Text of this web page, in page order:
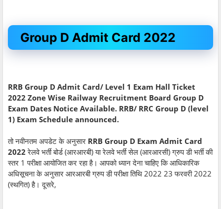
Group D Admit Card 2022
RRB Group D Admit Card/ Level 1 Exam Hall Ticket
2022 Zone Wise Railway Recruitment Board Group D
Exam Dates Notice Available. RRB/ RRC Group D (level
1) Exam Schedule announced.
तो नवीनतम अपडेट के अनुसार RRB Group D Exam Admit Card
2022 रेलवे भर्ती बोर्ड (आरआरबी) या रेलवे भर्ती सेल (आरआरसी) ग्रुप डी भर्ती की
स्तर 1 परीक्षा आयोजित कर रहा है। आपको ध्यान देना चाहिए कि आधिकारिक
अधिसूचना के अनुसार आरआरबी ग्रुप डी परीक्षा तिथि 2022 23 फरवरी 2022
(स्थगित) है। दूसरे,